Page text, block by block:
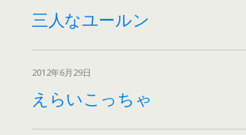
三人なユールン
2012年6月29日
えらいこっちゃ